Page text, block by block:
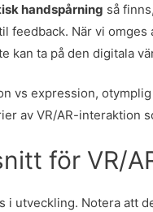
handspårning så
feedback. När vi
kan ta på den digitala
vs expression,
av VR/AR-interaktion
för VR/
utveckling. Notera att